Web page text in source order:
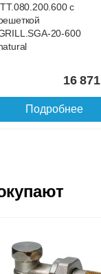
27 026
Подробнее
Конвектор
GRILL.SGWL-16-
1700 венге.
с
20-600
16 871
Подробнее
Конвектор